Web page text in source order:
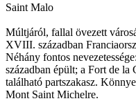
Saint Malo
Múltjáról, fallal övezett
XVIII. században
Néhány fontos
században épült; a Fort de
található partszakasz.
Mont Saint Michelre.